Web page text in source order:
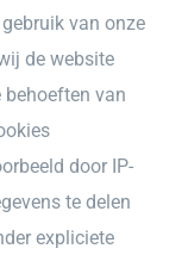
van onze
de website
behoeften van
door IP-
te delen
expliciete